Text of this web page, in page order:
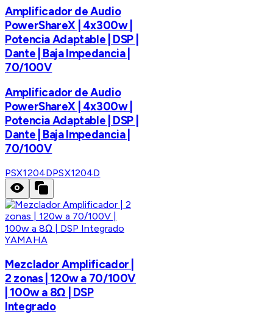
Amplificador de Audio
PowerShareX | 4x300w |
Potencia Adaptable | DSP |
Dante | Baja Impedancia |
70/100V
Amplificador de Audio
PowerShareX | 4x300w |
Potencia Adaptable | DSP |
Dante | Baja Impedancia |
70/100V
PSX1204DPSX1204D
YAMAHA
Mezclador Amplificador |
2 zonas | 120w a 70/100V
| 100w a 8Ω | DSP
Integrado